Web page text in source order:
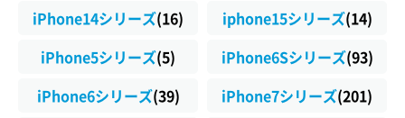
iPhone14シリーズ(16) iphone15シリーズ(14)
iPhone5シリーズ(5) iPhone6Sシリーズ(93)
iPhone6シリーズ(39) iPhone7シリーズ(201)